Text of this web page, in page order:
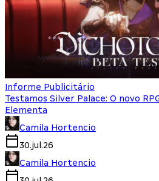
Informe Publicitário
Testamos Silver Palace: O novo
Elementa
Camila Hortencio
30.jul.26
Camila Hortencio